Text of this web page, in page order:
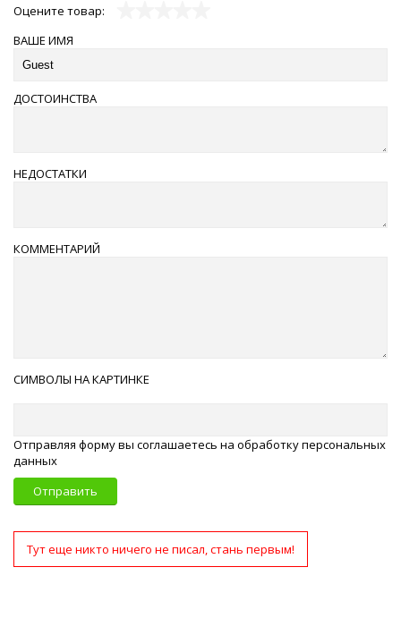
Оцените товар:
ВАШЕ ИМЯ
ДОСТОИНСТВА
НЕДОСТАТКИ
КОММЕНТАРИЙ
СИМВОЛЫ НА КАРТИНКЕ
Отправляя форму вы соглашаетесь на обработку персональных
данных
Отправить
Тут еще никто ничего не писал, стань первым!